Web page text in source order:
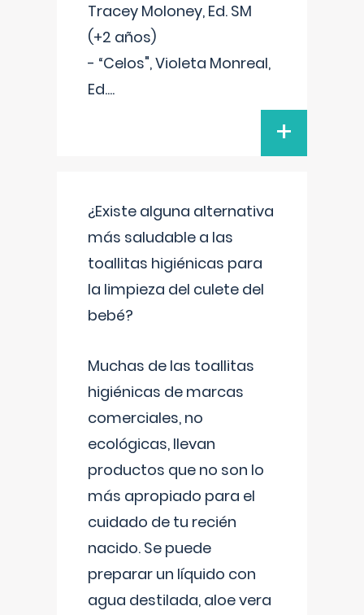
Tracey Moloney, Ed. SM
(+2 años)
- “Celos", Violeta Monreal,
Ed....
+
¿Existe alguna alternativa
más saludable a las
toallitas higiénicas para
la limpieza del culete del
bebé?
Muchas de las toallitas
higiénicas de marcas
comerciales, no
ecológicas, llevan
productos que no son lo
más apropiado para el
cuidado de tu recién
nacido. Se puede
preparar un líquido con
agua destilada, aloe vera